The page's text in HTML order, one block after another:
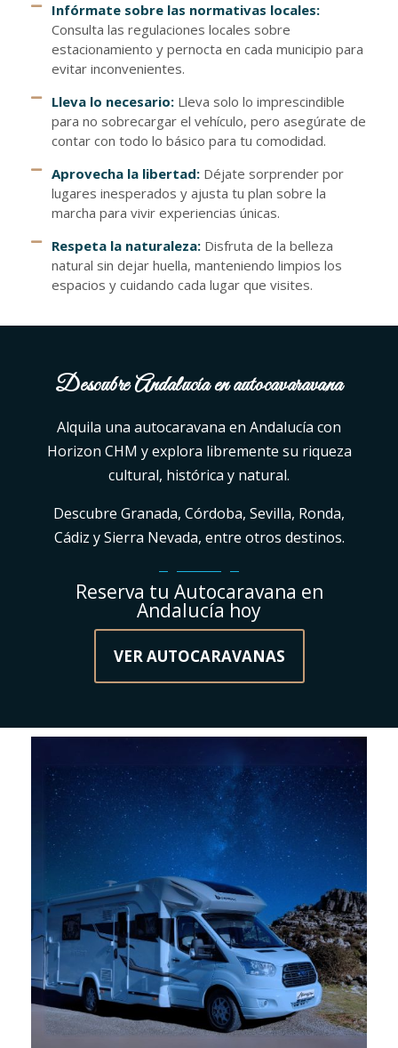
Infórmate sobre las normativas locales:
Consulta las regulaciones locales sobre
estacionamiento y pernocta en cada municipio para
evitar inconvenientes.
Lleva lo necesario:Lleva solo lo imprescindible
para no sobrecargar el vehículo, pero asegúrate de
contar con todo lo básico para tu comodidad.
Aprovecha la libertad:Déjate sorprender por
lugares inesperados y ajusta tu plan sobre la
marcha para vivir experiencias únicas.
Respeta la naturaleza: Disfruta de la belleza
natural sin dejar huella, manteniendo limpios los
espacios y cuidando cada lugar que visites.
Descubre Andalucía en autocavaravana
Alquila una autocaravana en Andalucía con
Horizon CHM y explora libremente su riqueza
cultural, histórica y natural.
Descubre Granada, Córdoba, Sevilla, Ronda,
Cádiz y Sierra Nevada, entre otros destinos.
Reserva tu Autocaravana en
Andalucía hoy
VER AUTOCARAVANAS